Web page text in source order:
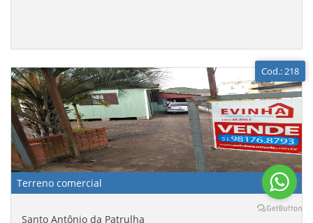
Cod.: 218
Terreno comercial
Santo Antônio da Patrulha